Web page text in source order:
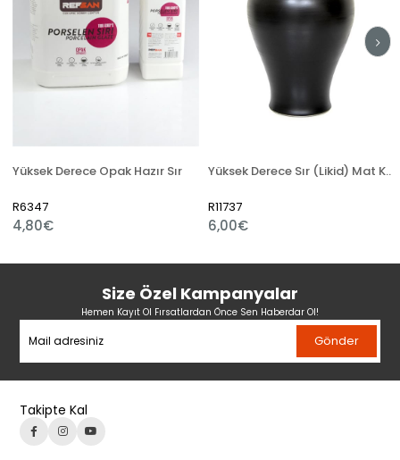
Yüksek Derece Opak Hazır Sır
R6347
4,80€
Yüksek Derece Sır (Likid) Mat Kobalt Siyah 789
R11737
6,00€
Size Özel Kampanyalar
Hemen Kayıt Ol Fırsatlardan Önce Sen Haberdar Ol!
Gönder
Takipte Kal